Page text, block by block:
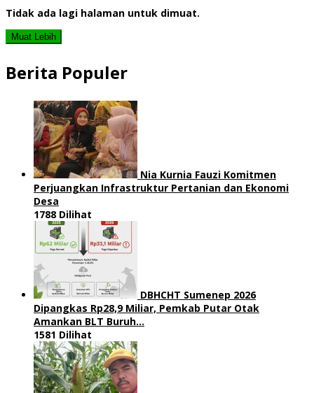
Tidak ada lagi halaman untuk dimuat.
Muat Lebih
Berita Populer
Nia Kurnia Fauzi Komitmen
Perjuangkan Infrastruktur Pertanian dan Ekonomi
Desa
1788 Dilihat
DBHCHT Sumenep 2026
Dipangkas Rp28,9 Miliar, Pemkab Putar Otak
Amankan BLT Buruh…
1581 Dilihat